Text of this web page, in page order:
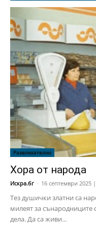
Развлекателно
Хора от народа
Искра.бг - 16 септември 2025
Тез душички златни са
милеят за сънародниците
дела. Да са живи...